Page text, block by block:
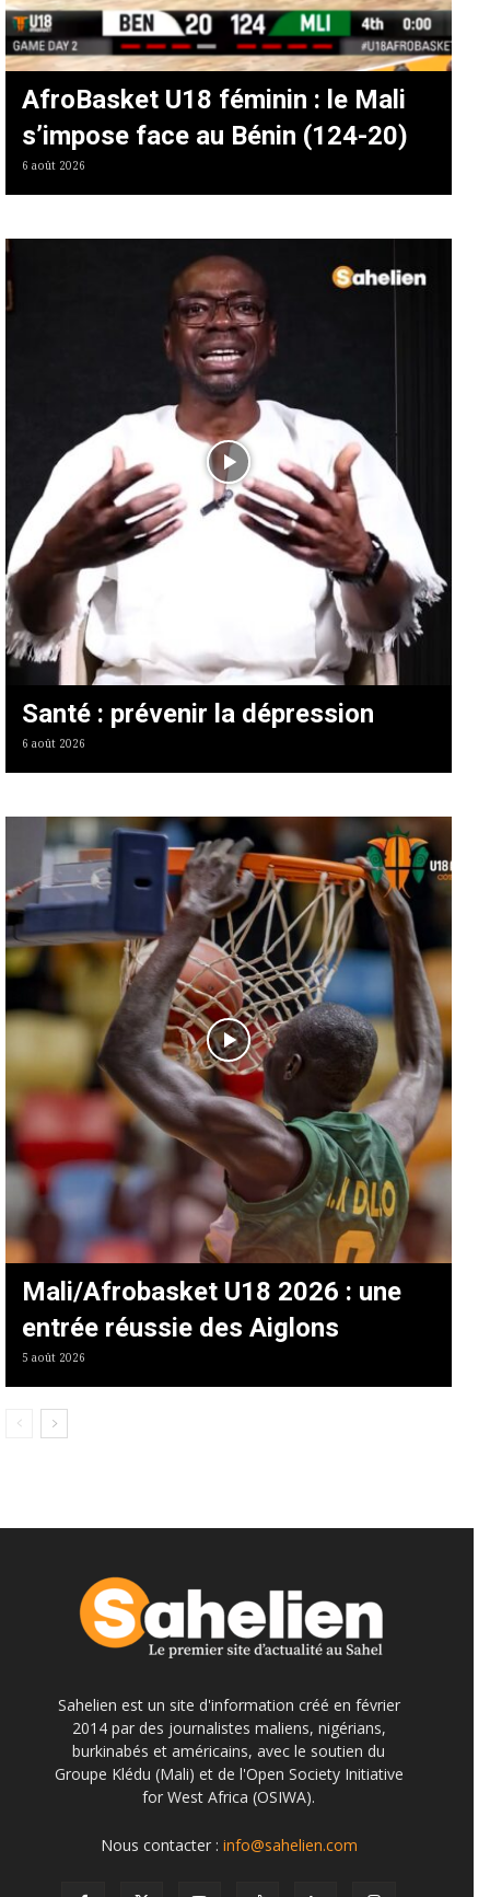
AfroBasket U18 féminin : le Mali
s’impose face au Bénin (124-20)
6 août 2026
Santé : prévenir la dépression
6 août 2026
Mali/Afrobasket U18 2026 : une
entrée réussie des Aiglons
5 août 2026
Sahelien est un site d'information créé en février
2014 par des journalistes maliens, nigérians,
burkinabés et américains, avec le soutien du
Groupe Klédu (Mali) et de l'Open Society Initiative
for West Africa (OSIWA).
Nous contacter : info@sahelien.com